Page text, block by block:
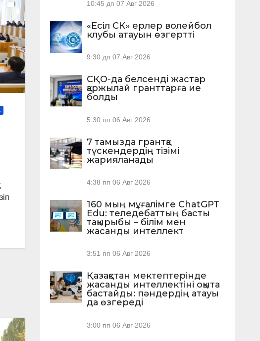
10:45 дп 07 Авг 2026
«Есіл СК» ерлер волейбол
клубы атауын өзгертті
9:30 дп 07 Авг 2026
СҚО-да белсенді жастар
қаржылай гранттарға ие
болды
5:30 пп 06 Авг 2026
7 тамызда грантқа
түскендердің тізімі
жарияланады
4:38 пп 06 Авг 2026
160 мың мұғалімге ChatGPT
Edu: теледебаттың басты
тақырыбы – білім мен
жасанды интеллект
3:51 пп 06 Авг 2026
Қазақстан мектептерінде
жасанды интеллектіні оқыта
бастайды: пәндердің атауы
да өзгереді
3:00 пп 06 Авг 2026